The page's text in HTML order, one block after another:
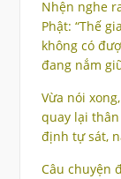
Nhện nghe
Phật: “Thế
không có
đang nắm
Vừa nói
quay lại
định tự sát,
Câu chuyện